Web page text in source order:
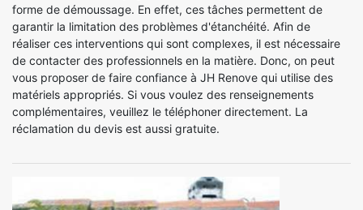
forme de démoussage. En effet, ces tâches permettent de
garantir la limitation des problèmes d'étanchéité. Afin de
réaliser ces interventions qui sont complexes, il est nécessaire
de contacter des professionnels en la matière. Donc, on peut
vous proposer de faire confiance à JH Renove qui utilise des
matériels appropriés. Si vous voulez des renseignements
complémentaires, veuillez le téléphoner directement. La
réclamation du devis est aussi gratuite.